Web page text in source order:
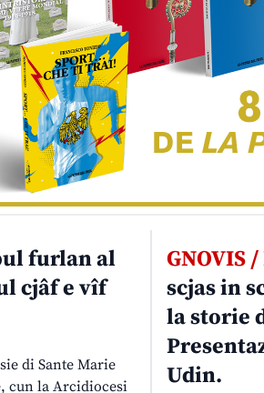
furlan al
cjâf e vîf
di Sante Marie
cun la Arcidiocesi
GNOVIS /
scjas in
la storie
Udin.